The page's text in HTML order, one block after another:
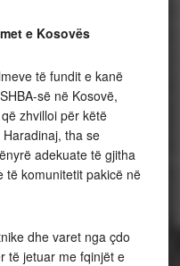
e Kosovës
të fundit e kanë
së në Kosovë,
zhvilloi për këtë
tha se
adekuate të gjitha
të komunitetit pakicë në
dhe varet nga çdo
të jetuar me fqinjët e